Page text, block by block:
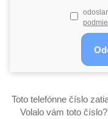
Toto telefónne číslo
Volalo vám toto